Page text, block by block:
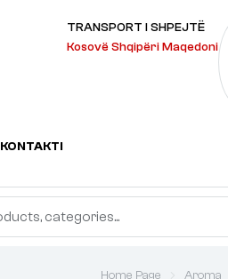
KONTAKTI
TRANSPORT I SHPEJTË
Kosovë Shqipëri Maqedoni
Home Page Aroma